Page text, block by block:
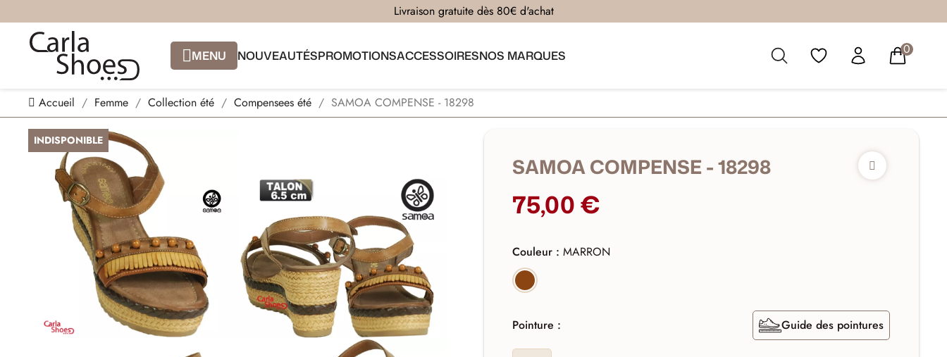
Livraison gratuite dès 80€ d'achat
MENU NOUVEAUTÉSPROMOTIONSACCESSOIRESNOS MARQUES 0
Accueil Femme Collection été Compensees été SAMOA COMPENSE - 18298
INDISPONIBLE
SAMOA COMPENSE - 18298
75,00 €
Couleur :MARRON
MARRON
Pointure : Guide des pointures